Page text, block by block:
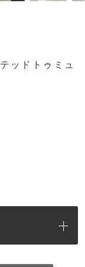
ッドトゥミュ